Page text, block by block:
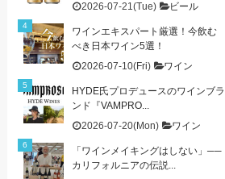
2026-07-21(Tue)
ビール
ワインエキスパート厳選！今飲む
べき日本ワイン5選！
2026-07-10(Fri)
ワイン
HYDE氏プロデュースのワインブラ
ンド『VAMPRO...
2026-07-20(Mon)
ワイン
「ワインメイキングはしない」──
カリフォルニアの伝説...